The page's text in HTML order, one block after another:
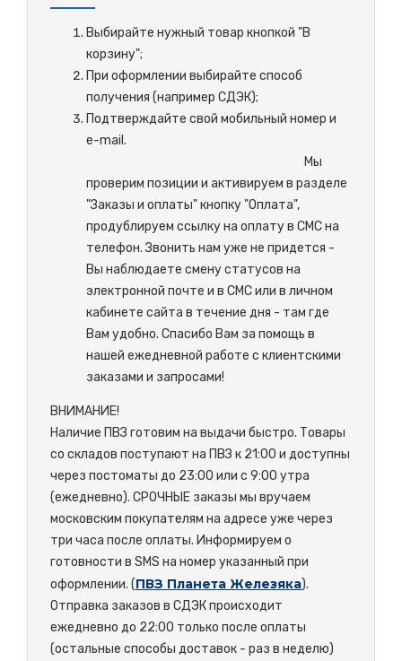
Выбирайте нужный товар кнопкой "В
корзину";
При оформлении выбирайте способ
получения (например СДЭК);
Подтверждайте свой мобильный номер и
e-mail.
Мы
проверим позиции и активируем в разделе
"Заказы и оплаты" кнопку "Оплата",
продублируем ссылку на оплату в СМС на
телефон. Звонить нам уже не придется -
Вы наблюдаете смену статусов на
электронной почте и в СМС или в личном
кабинете сайта в течение дня - там где
Вам удобно. Спасибо Вам за помощь в
нашей ежедневной работе с клиентскими
заказами и запросами!
ВНИМАНИЕ!
Наличие ПВЗ готовим на выдачи быстро. Товары
со складов поступают на ПВЗ к 21:00 и доступны
через постоматы до 23:00 или с 9:00 утра
(ежедневно). СРОЧНЫЕ заказы мы вручаем
московским покупателям на адресе уже через
три часа после оплаты. Информируем о
готовности в SMS на номер указанный при
оформлении. (ПВЗ Планета Железяка).
Отправка заказов в СДЭК происходит
ежедневно до 22:00 только после оплаты
(остальные способы доставок - раз в неделю)